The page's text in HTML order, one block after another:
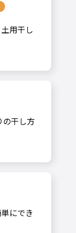
用干し
の干し方
にでき